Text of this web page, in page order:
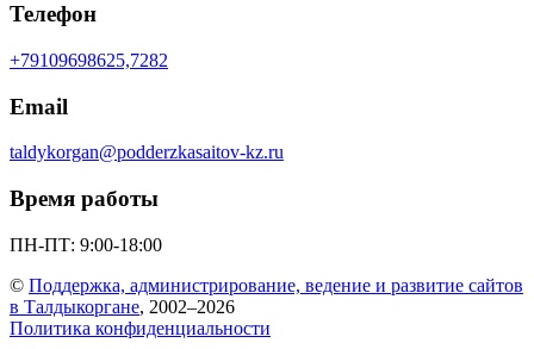
Телефон
+79109698625,7282
Email
taldykorgan@podderzkasaitov-kz.ru
Время работы
ПН-ПТ: 9:00-18:00
© Поддержка, администрирование, ведение и развитие сайтов
в Талдыкоргане, 2002–2026
Политика конфиденциальности